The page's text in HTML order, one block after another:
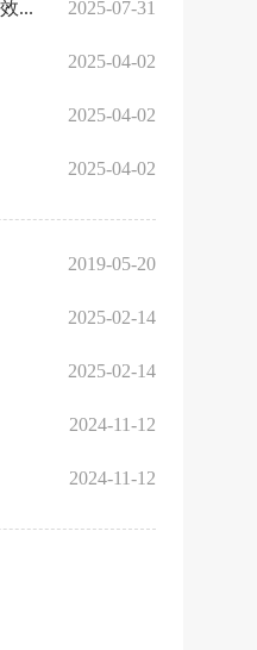
2025-07-31
...
2025-04-02
2025-04-02
2025-04-02
2019-05-20
2025-02-14
2025-02-14
2024-11-12
2024-11-12